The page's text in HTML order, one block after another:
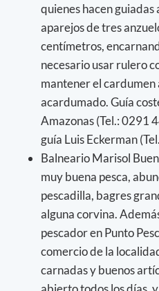
quienes hacen guiadas
aparejos de tres
centímetros,
necesario usar rulero
mantener el cardumen
acardumado. Guía
Amazonas (Tel.: 0291
guía Luis Eckerman
Balneario Marisol
muy buena pesca,
pescadilla, bagres
alguna corvina.
pescador en Punto
comercio de la
carnadas y buenos